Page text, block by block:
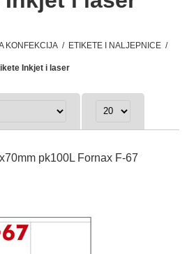
KONFEKCIJA / ETIKETE I NALJEPNICE /
Inkjet i laser
pk100L Fornax F-67